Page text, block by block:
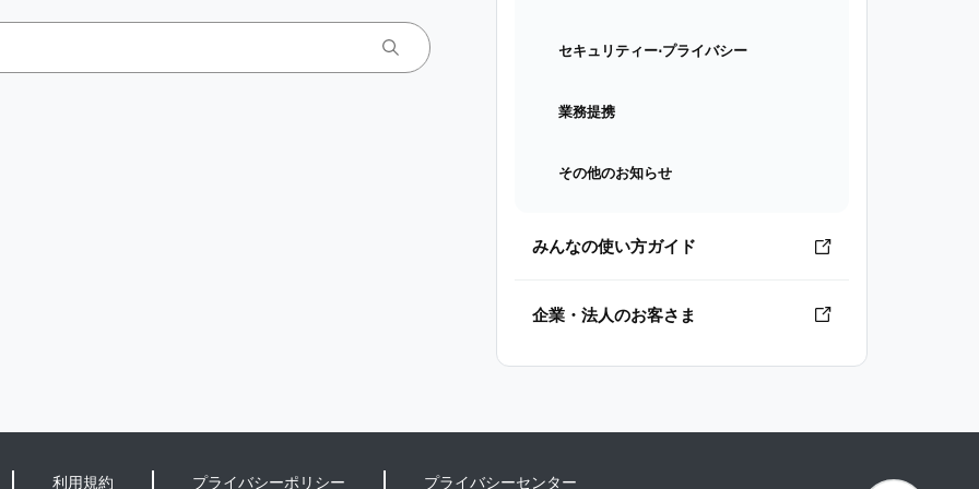
セキュリティー⋅プライバシー
業務提携
その他のお知らせ
みんなの使い方ガイド
企業・法人のお客さま
利用規約 プライバシーポリシー プライバシーセンター